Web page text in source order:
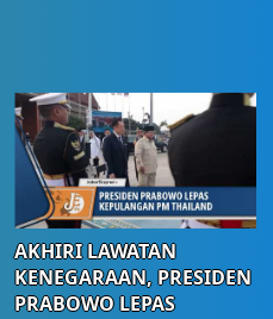
AKHIRI LAWATAN
KENEGARAAN, PRESIDEN
PRABOWO LEPAS